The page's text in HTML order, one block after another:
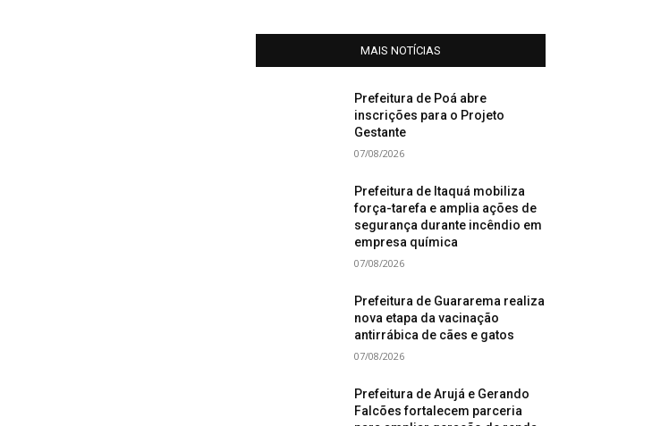
MAIS NOTÍCIAS
Prefeitura de Poá abre
inscrições para o Projeto
Gestante
07/08/2026
Prefeitura de Itaquá mobiliza
força-tarefa e amplia ações de
segurança durante incêndio em
empresa química
07/08/2026
Prefeitura de Guararema realiza
nova etapa da vacinação
antirrábica de cães e gatos
07/08/2026
Prefeitura de Arujá e Gerando
Falcões fortalecem parceria